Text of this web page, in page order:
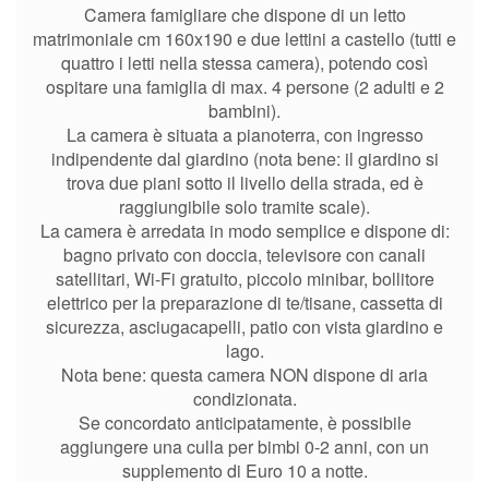
Camera famigliare che dispone di un letto
matrimoniale cm 160x190 e due lettini a castello (tutti e
quattro i letti nella stessa camera), potendo così
ospitare una famiglia di max. 4 persone (2 adulti e 2
bambini).
La camera è situata a pianoterra, con ingresso
indipendente dal giardino (nota bene: il giardino si
trova due piani sotto il livello della strada, ed è
raggiungibile solo tramite scale).
La camera è arredata in modo semplice e dispone di:
bagno privato con doccia, televisore con canali
satellitari, Wi-Fi gratuito, piccolo minibar, bollitore
elettrico per la preparazione di te/tisane, cassetta di
sicurezza, asciugacapelli, patio con vista giardino e
lago.
Nota bene: questa camera NON dispone di aria
condizionata.
Se concordato anticipatamente, è possibile
aggiungere una culla per bimbi 0-2 anni, con un
supplemento di Euro 10 a notte.